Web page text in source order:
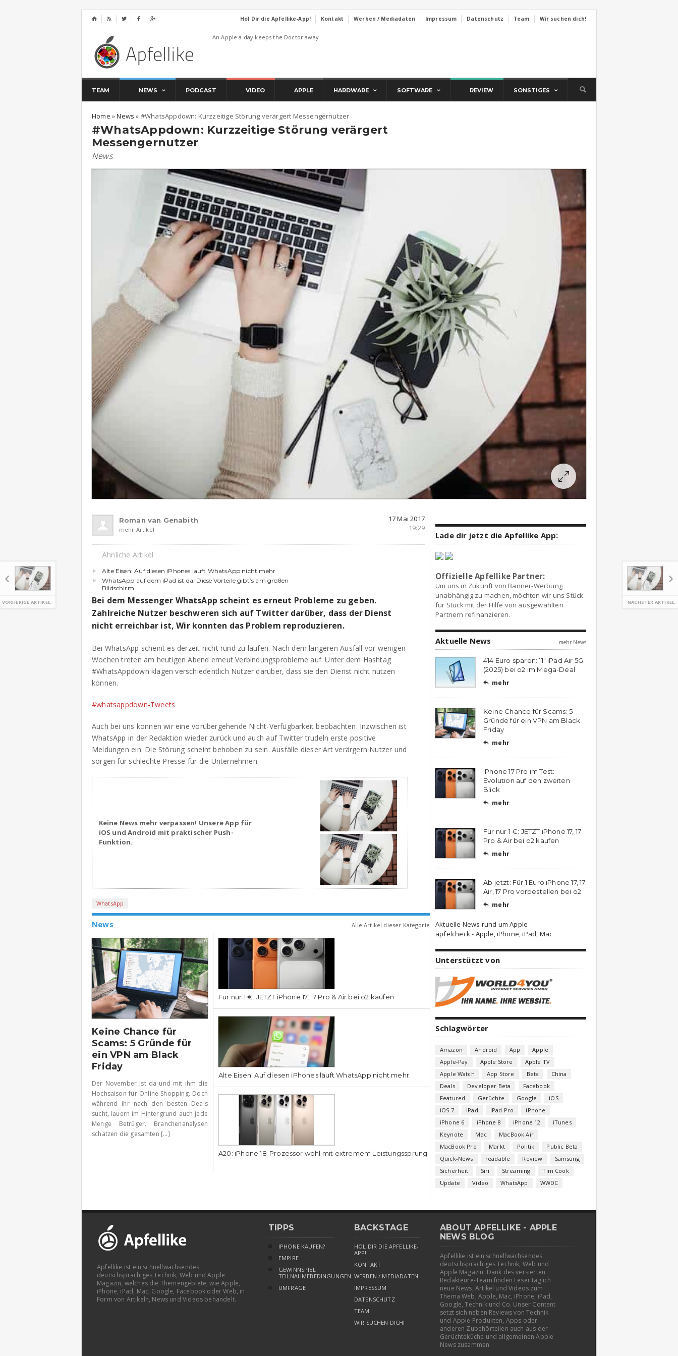
VORHERIGE ARTIKEL NÄCHSTER ARTIKEL
⌂     Hol Dir die Apfellike-App! Kontakt Werben / Mediadaten Impressum Datenschutz Team Wir suchen dich!
An Apple a day keeps the Doctor away
TEAM NEWS PODCAST VIDEO APPLE HARDWARE SOFTWARE REVIEW SONSTIGES
Home »News » #WhatsAppdown: Kurzzeitige Störung verärgert Messengernutzer
#WhatsAppdown: Kurzzeitige Störung verärgert
Messengernutzer
News
Roman van Genabith
mehr Artikel
17 Mai 2017
19:29
Ähnliche Artikel
Alte Eisen: Auf diesen iPhones läuft WhatsApp nicht mehr
WhatsApp auf dem iPad ist da: Diese Vorteile gibt’s am großen
Bildschirm
Bei dem Messenger WhatsApp scheint es erneut Probleme zu geben.
Zahlreiche Nutzer beschweren sich auf Twitter darüber, dass der Dienst
nicht erreichbar ist, Wir konnten das Problem reproduzieren.
Bei WhatsApp scheint es derzeit nicht rund zu laufen. Nach dem längeren Ausfall vor wenigen
Wochen treten am heutigen Abend erneut Verbindungsprobleme auf. Unter dem Hashtag
#WhatsAppdown klagen verschiedentlich Nutzer darüber, dass sie den Dienst nicht nutzen
können.
#whatsappdown-Tweets
Auch bei uns können wir eine vorübergehende Nicht-Verfügbarkeit beobachten. Inzwischen ist
WhatsApp in der Redaktion wieder zurück und auch auf Twitter trudeln erste positive
Meldungen ein. Die Störung scheint behoben zu sein. Ausfälle dieser Art verärgern Nutzer und
sorgen für schlechte Presse für die Unternehmen.
Keine News mehr verpassen! Unsere App für
iOS und Android mit praktischer Push-
Funktion.
WhatsApp
News Alle Artikel dieser Kategorie
Keine Chance für
Scams: 5 Gründe für
ein VPN am Black
Friday
Der November ist da und mit ihm die
Hochsaison für Online-Shopping. Doch
während ihr nach den besten Deals
sucht, lauern im Hintergrund auch jede
Menge Betrüger. Branchenanalysen
schätzen die gesamten [...]
Für nur 1 €: JETZT iPhone 17, 17 Pro & Air bei o2 kaufen
Alte Eisen: Auf diesen iPhones läuft WhatsApp nicht mehr
A20: iPhone 18-Prozessor wohl mit extremem Leistungssprung
Lade dir jetzt die Apfellike App:
Offizielle Apfellike Partner:
Um uns in Zukunft von Banner-Werbung
unabhängig zu machen, möchten wir uns Stück
für Stück mit der Hilfe von ausgewählten
Partnern refinanzieren.
Aktuelle News mehr News
414 Euro sparen: 11″ iPad Air 5G
(2025) bei o2 im Mega-Deal
 mehr
Keine Chance für Scams: 5
Gründe für ein VPN am Black
Friday
 mehr
iPhone 17 Pro im Test:
Evolution auf den zweiten
Blick
 mehr
Für nur 1 €: JETZT iPhone 17, 17
Pro & Air bei o2 kaufen
 mehr
Ab jetzt: Für 1 Euro iPhone 17, 17
Air, 17 Pro vorbestellen bei o2
 mehr
Aktuelle News rund um Apple
apfelcheck - Apple, iPhone, iPad, Mac
Unterstützt von
Schlagwörter
Amazon Android App
Apple
Apple-Pay
Apple Store
Apple TV
Apple Watch
App Store Beta
China
Deals
Developer Beta
Facebook
Featured
Gerüchte Google
iOS
iOS 7
iPad iPad Pro
iPhone
iPhone 6
iPhone 8 iPhone 12
iTunes
Keynote
Mac
MacBook Air
MacBook Pro
Markt Politik
Public Beta
Quick-News
readable Review
Samsung
Sicherheit
Siri Streaming
Tim Cook
Update
Video WhatsApp WWDC
Apfellike ist ein schnellwachsendes
deutschsprachiges Technik, Web und Apple
Magazin, welches die Themengebiete, wie Apple,
iPhone, iPad, Mac, Google, Facebook oder Web, in
Form von Artikeln, News und Videos behandelt.
TIPPS
IPHONE KAUFEN?
EMPIRE
GEWINNSPIEL
TEILNAHMEBEDINGUNGEN
UMFRAGE
BACKSTAGE
HOL DIR DIE APFELLIKE-
APP!
KONTAKT
WERBEN / MEDIADATEN
IMPRESSUM
DATENSCHUTZ
TEAM
WIR SUCHEN DICH!
ABOUT APFELLIKE - APPLE
NEWS BLOG
Apfellike ist ein schnellwachsendes
deutschsprachiges Technik, Web und
Apple Magazin. Dank des versierten
Redakteure-Team finden Leser täglich
neue News, Artikel und Videos zum
Thema Web, Apple, Mac, iPhone, iPad,
Google, Technik und Co. Unser Content
setzt sich neben Reviews von Technik
und Apple Produkten, Apps oder
anderen Zubehörteilen auch aus der
Gerüchteküche und allgemeinen Apple
News zusammen.